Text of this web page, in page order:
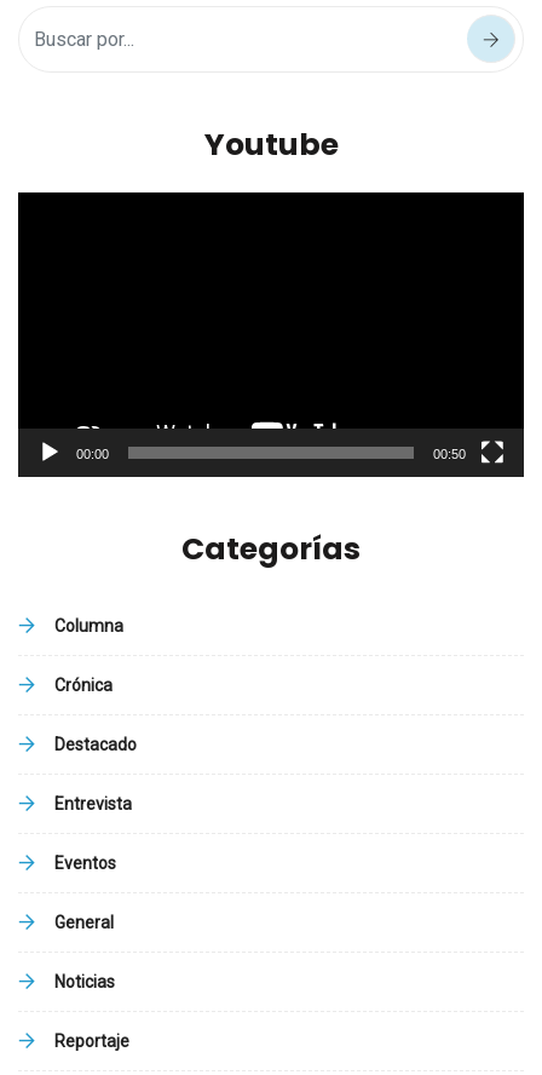
Youtube
00:00 00:50
Categorías
Columna
Crónica
Destacado
Entrevista
Eventos
General
Noticias
Reportaje